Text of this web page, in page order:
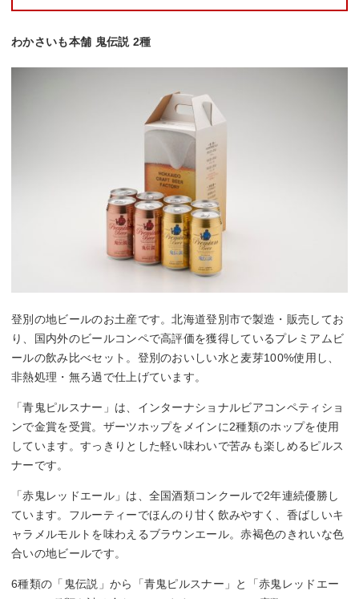
わかさいも本舗 鬼伝説 2種
登別の地ビールのお土産です。北海道登別市で製造・販売してお
り、国内外のビールコンペで高評価を獲得しているプレミアムビ
ールの飲み比べセット。登別のおいしい水と麦芽100%使用し、
非熱処理・無ろ過で仕上げています。
「青鬼ピルスナー」は、インターナショナルビアコンペティショ
ンで金賞を受賞。ザーツホップをメインに2種類のホップを使用
しています。すっきりとした軽い味わいで苦みも楽しめるピルス
ナーです。
「赤鬼レッドエール」は、全国酒類コンクールで2年連続優勝し
ています。フルーティーでほんのり甘く飲みやすく、香ばしいキ
ャラメルモルトを味わえるブラウンエール。赤褐色のきれいな色
合いの地ビールです。
6種類の「鬼伝説」から「青鬼ピルスナー」と「赤鬼レッドエー